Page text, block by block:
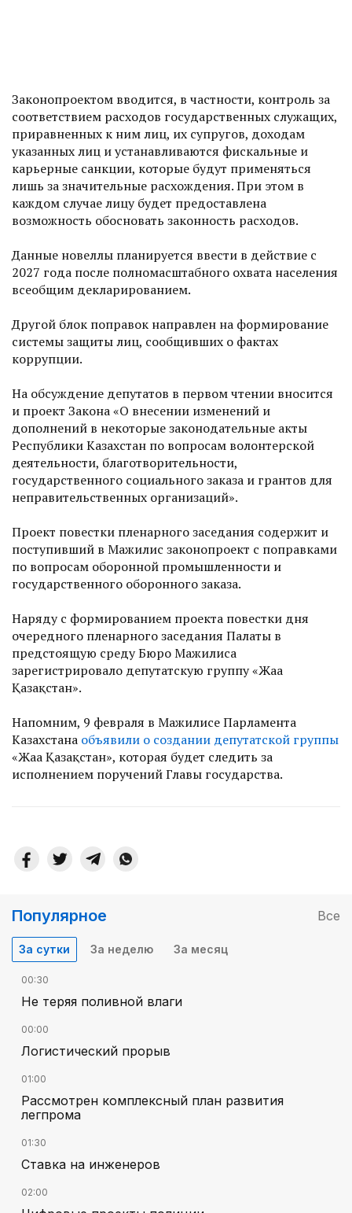
Законопроектом вводится, в частности, контроль за
соответствием расходов государственных служащих,
приравненных к ним лиц, их супругов, доходам
указанных лиц и устанавливаются фискальные и
карьерные санкции, которые будут применяться
лишь за значительные расхождения. При этом в
каждом случае лицу будет предоставлена
возможность обосновать законность расходов.
Данные новеллы планируется ввести в действие с
2027 года после полномасштабного охвата населения
всеобщим декларированием.
Другой блок поправок направлен на формирование
системы защиты лиц, сообщивших о фактах
коррупции.
На обсуждение депутатов в первом чтении вносится
и проект Закона «О внесении изменений и
дополнений в некоторые законодательные акты
Республики Казахстан по вопросам волонтерской
деятельности, благотворительности,
государственного социального заказа и грантов для
неправительственных организаций».
Проект повестки пленарного заседания содержит и
поступивший в Мажилис законопроект с поправками
по вопросам оборонной промышленности и
государственного оборонного заказа.
Наряду с формированием проекта повестки дня
очередного пленарного заседания Палаты в
предстоящую среду Бюро Мажилиса
зарегистрировало депутатскую группу «Жаңа
Қазақстан».
Напомним, 9 февраля в Мажилисе Парламента
Казахстана объявили о создании депутатской группы
«Жаңа Қазақстан», которая будет следить за
исполнением поручений Главы государства.
Популярное Все
За сутки За неделю За месяц
00:30
Не теряя поливной влаги
00:00
Логистический прорыв
01:00
Рассмотрен комплексный план развития
легпрома
01:30
Ставка на инженеров
02:00